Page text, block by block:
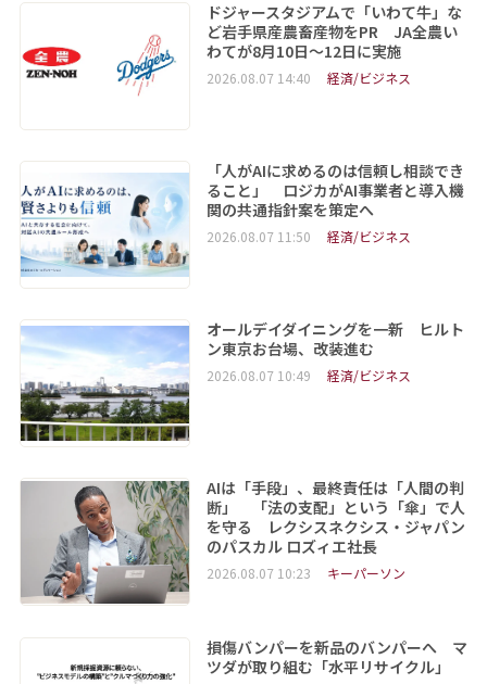
ドジャースタジアムで「いわて牛」な
ど岩手県産農畜産物をPR JA全農い
わてが8月10日～12日に実施
2026.08.07 14:40 経済/ビジネス
「人がAIに求めるのは信頼し相談でき
ること」 ロジカがAI事業者と導入機
関の共通指針案を策定へ
2026.08.07 11:50 経済/ビジネス
オールデイダイニングを一新 ヒルト
ン東京お台場、改装進む
2026.08.07 10:49 経済/ビジネス
AIは「手段」、最終責任は「人間の判
断」 「法の支配」という「傘」で人
を守る レクシスネクシス・ジャパン
のパスカル ロズィエ社長
2026.08.07 10:23 キーパーソン
損傷バンパーを新品のバンパーへ マ
ツダが取り組む「水平リサイクル」